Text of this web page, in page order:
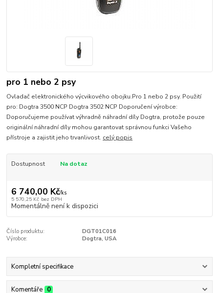
pro 1 nebo 2 psy
Ovladač elektronického výcvikového obojku.Pro 1 nebo 2 psy. Použití
pro: Dogtra 3500 NCP Dogtra 3502 NCP Doporučení výrobce:
Doporučujeme používat výhradně náhradní díly Dogtra, protože pouze
originální náhradní díly mohou garantovat správnou funkci Vašeho
přístroje a zajistit jeho trvanlivost. celý popis
Dostupnost Na dotaz
6 740,00 Kč/ks
5 570,25 Kč bez DPH
Momentálně není k dispozici
Číslo produktu:
DGT01C016
Výrobce:
Dogtra, USA
Kompletní specifikace
Komentáře 0